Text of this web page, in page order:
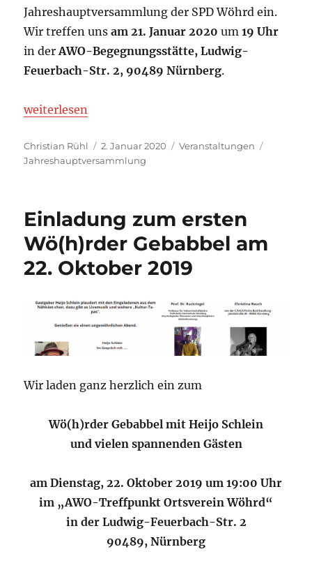
Jahreshauptversammlung der SPD Wöhrd ein.
Wir treffen unsam 21. Januar 2020um19 Uhr
in derAWO-Begegnungsstätte, Ludwig-
Feuerbach-Str. 2, 90489 Nürnberg.
„Einladung zur Jahreshauptversammlung am 21.
weiterlesen
Autor
Christian Rühl
Veröffentlicht
am
2. Januar 2020 Kategorien
Veranstaltungen
Jahreshauptversammlung
Einladung zum ersten
Wö(h)rder Gebabbel am
22. Oktober 2019
Wir laden ganz herzlich ein zum
Wö(h)rder Gebabbel mit Heijo Schlein
und vielen spannenden Gästen
am Dienstag, 22. Oktober 2019 um 19:00 Uhr
im „AWO-Treffpunkt Ortsverein Wöhrd“
in der Ludwig-Feuerbach-Str. 2
90489, Nürnberg